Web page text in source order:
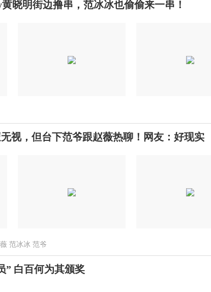
晓明街边撸串，范冰冰也偷偷来一串！
视，但台下范爷跟赵薇热聊！网友：好现实
范冰冰 范爷
” 白百何为其颁奖